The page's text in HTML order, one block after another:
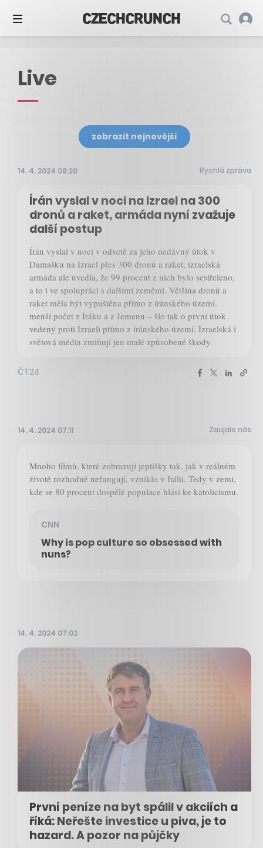
Live
zobrazit nejnovější
14. 4. 2024 08:20 Rychlá zpráva
Írán vyslal v noci na Izrael na 300
dronů a raket, armáda nyní zvažuje
další postup
Írán vyslal v noci v odvetě za jeho nedávný útok v
Damašku na Izrael přes 300 dronů a raket, izraelská
armáda ale uvedla, že 99 procent z nich bylo sestřeleno,
a to i ve spolupráci s dalšími zeměmi. Většina dronů a
raket měla být vypuštěna přímo z íránského území,
menší počet z Iráku a z Jemenu – šlo tak o první útok
vedený proti Izraeli přímo z íránského území. Izraelská i
světová média zmiňují jen malé způsobené škody.
ČT24
14. 4. 2024 07:11 Zaujalo nás
Mnoho filmů, které zobrazují jeptišky tak, jak v reálném
životě rozhodně nefungují, vzniklo v Itálii. Tedy v zemi,
kde se 80 procent dospělé populace hlásí ke katolicismu.
CNN
Why is pop culture so obsessed with
nuns?
14. 4. 2024 07:02
První peníze na byt spálil v akciích a
říká: Neřešte investice u piva, je to
hazard. A pozor na půjčky